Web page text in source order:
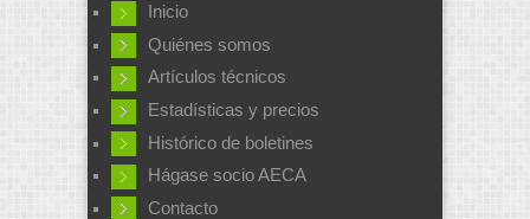
Inicio
Quiénes somos
Artículos técnicos
Estadísticas y precios
Histórico de boletines
Hágase socio AECA
Contacto